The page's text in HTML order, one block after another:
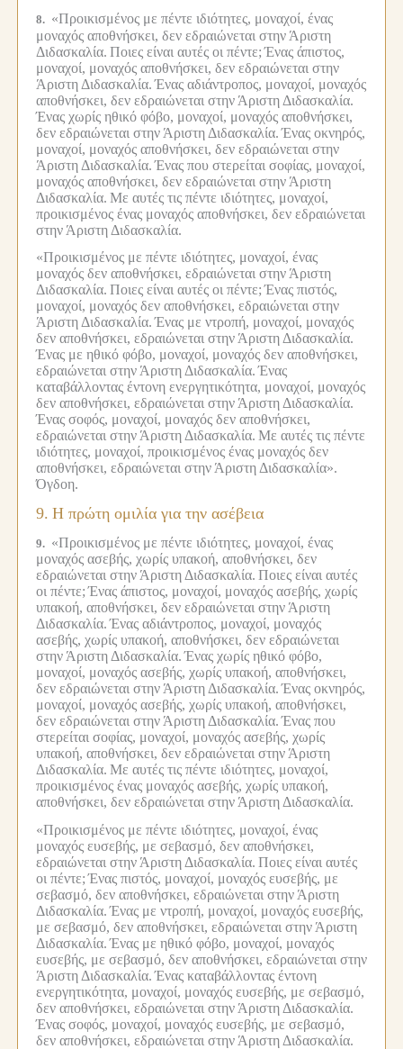
8. «Προικισμένος με πέντε ιδιότητες, μοναχοί, ένας
μοναχός αποθνήσκει, δεν εδραιώνεται στην Άριστη
Διδασκαλία. Ποιες είναι αυτές οι πέντε; Ένας άπιστος,
μοναχοί, μοναχός αποθνήσκει, δεν εδραιώνεται στην
Άριστη Διδασκαλία. Ένας αδιάντροπος, μοναχοί, μοναχός
αποθνήσκει, δεν εδραιώνεται στην Άριστη Διδασκαλία.
Ένας χωρίς ηθικό φόβο, μοναχοί, μοναχός αποθνήσκει,
δεν εδραιώνεται στην Άριστη Διδασκαλία. Ένας οκνηρός,
μοναχοί, μοναχός αποθνήσκει, δεν εδραιώνεται στην
Άριστη Διδασκαλία. Ένας που στερείται σοφίας, μοναχοί,
μοναχός αποθνήσκει, δεν εδραιώνεται στην Άριστη
Διδασκαλία. Με αυτές τις πέντε ιδιότητες, μοναχοί,
προικισμένος ένας μοναχός αποθνήσκει, δεν εδραιώνεται
στην Άριστη Διδασκαλία.
«Προικισμένος με πέντε ιδιότητες, μοναχοί, ένας
μοναχός δεν αποθνήσκει, εδραιώνεται στην Άριστη
Διδασκαλία. Ποιες είναι αυτές οι πέντε; Ένας πιστός,
μοναχοί, μοναχός δεν αποθνήσκει, εδραιώνεται στην
Άριστη Διδασκαλία. Ένας με ντροπή, μοναχοί, μοναχός
δεν αποθνήσκει, εδραιώνεται στην Άριστη Διδασκαλία.
Ένας με ηθικό φόβο, μοναχοί, μοναχός δεν αποθνήσκει,
εδραιώνεται στην Άριστη Διδασκαλία. Ένας
καταβάλλοντας έντονη ενεργητικότητα, μοναχοί, μοναχός
δεν αποθνήσκει, εδραιώνεται στην Άριστη Διδασκαλία.
Ένας σοφός, μοναχοί, μοναχός δεν αποθνήσκει,
εδραιώνεται στην Άριστη Διδασκαλία. Με αυτές τις πέντε
ιδιότητες, μοναχοί, προικισμένος ένας μοναχός δεν
αποθνήσκει, εδραιώνεται στην Άριστη Διδασκαλία».
Όγδοη.
9. Η πρώτη ομιλία για την ασέβεια
9. «Προικισμένος με πέντε ιδιότητες, μοναχοί, ένας
μοναχός ασεβής, χωρίς υπακοή, αποθνήσκει, δεν
εδραιώνεται στην Άριστη Διδασκαλία. Ποιες είναι αυτές
οι πέντε; Ένας άπιστος, μοναχοί, μοναχός ασεβής, χωρίς
υπακοή, αποθνήσκει, δεν εδραιώνεται στην Άριστη
Διδασκαλία. Ένας αδιάντροπος, μοναχοί, μοναχός
ασεβής, χωρίς υπακοή, αποθνήσκει, δεν εδραιώνεται
στην Άριστη Διδασκαλία. Ένας χωρίς ηθικό φόβο,
μοναχοί, μοναχός ασεβής, χωρίς υπακοή, αποθνήσκει,
δεν εδραιώνεται στην Άριστη Διδασκαλία. Ένας οκνηρός,
μοναχοί, μοναχός ασεβής, χωρίς υπακοή, αποθνήσκει,
δεν εδραιώνεται στην Άριστη Διδασκαλία. Ένας που
στερείται σοφίας, μοναχοί, μοναχός ασεβής, χωρίς
υπακοή, αποθνήσκει, δεν εδραιώνεται στην Άριστη
Διδασκαλία. Με αυτές τις πέντε ιδιότητες, μοναχοί,
προικισμένος ένας μοναχός ασεβής, χωρίς υπακοή,
αποθνήσκει, δεν εδραιώνεται στην Άριστη Διδασκαλία.
«Προικισμένος με πέντε ιδιότητες, μοναχοί, ένας
μοναχός ευσεβής, με σεβασμό, δεν αποθνήσκει,
εδραιώνεται στην Άριστη Διδασκαλία. Ποιες είναι αυτές
οι πέντε; Ένας πιστός, μοναχοί, μοναχός ευσεβής, με
σεβασμό, δεν αποθνήσκει, εδραιώνεται στην Άριστη
Διδασκαλία. Ένας με ντροπή, μοναχοί, μοναχός ευσεβής,
με σεβασμό, δεν αποθνήσκει, εδραιώνεται στην Άριστη
Διδασκαλία. Ένας με ηθικό φόβο, μοναχοί, μοναχός
ευσεβής, με σεβασμό, δεν αποθνήσκει, εδραιώνεται στην
Άριστη Διδασκαλία. Ένας καταβάλλοντας έντονη
ενεργητικότητα, μοναχοί, μοναχός ευσεβής, με σεβασμό,
δεν αποθνήσκει, εδραιώνεται στην Άριστη Διδασκαλία.
Ένας σοφός, μοναχοί, μοναχός ευσεβής, με σεβασμό,
δεν αποθνήσκει, εδραιώνεται στην Άριστη Διδασκαλία.